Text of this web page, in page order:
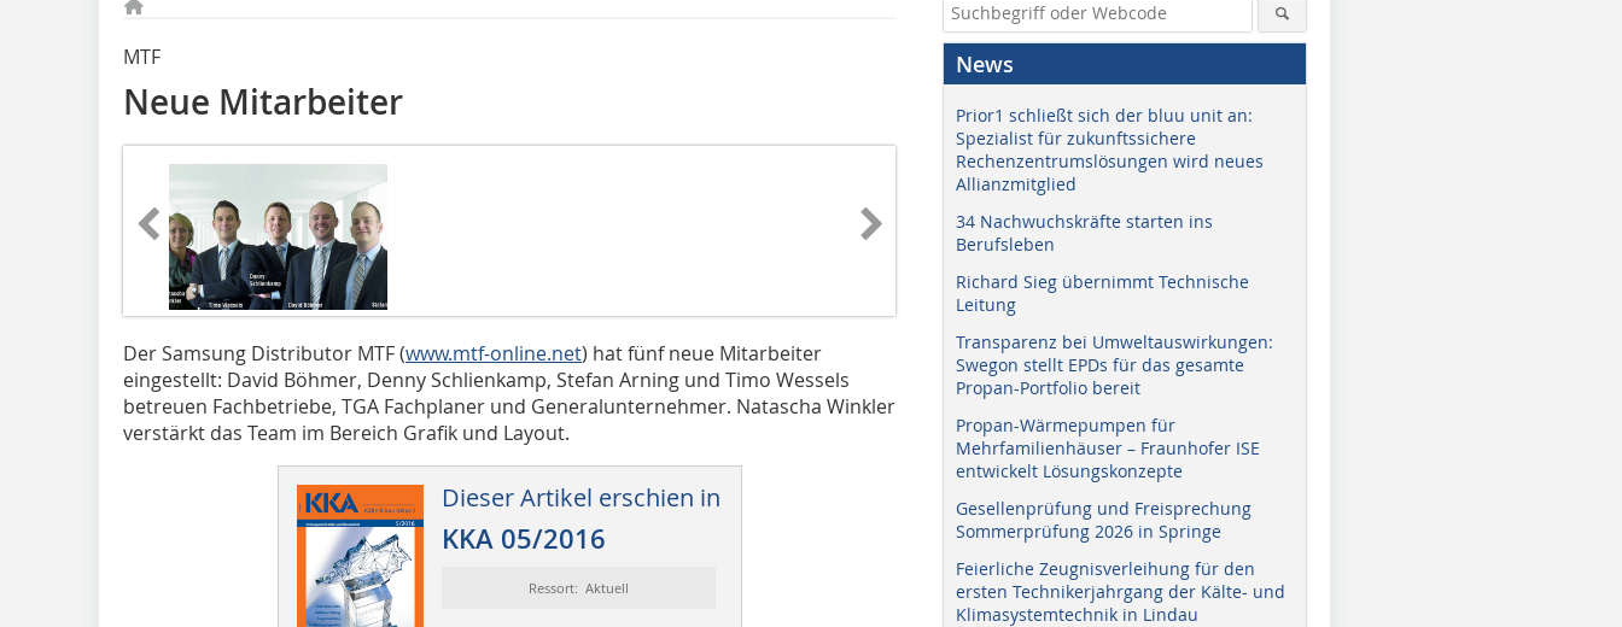
MTF
Neue Mitarbeiter
Der Samsung Distributor MTF (www.mtf-online.net) hat fünf neue Mitarbeiter
eingestellt: David Böhmer, Denny Schlienkamp, Stefan Arning und Timo Wessels
betreuen Fachbetriebe, TGA Fachplaner und Generalunternehmer. Natascha Winkler
verstärkt das Team im Bereich Grafik und Layout.
Dieser Artikel erschien in
KKA 05/2016
Ressort: Aktuell
News
Prior1 schließt sich der bluu unit an:
Spezialist für zukunftssichere
Rechenzentrumslösungen wird neues
Allianzmitglied
34 Nachwuchskräfte starten ins
Berufsleben
Richard Sieg übernimmt Technische
Leitung
Transparenz bei Umweltauswirkungen:
Swegon stellt EPDs für das gesamte
Propan-Portfolio bereit
Propan-Wärmepumpen für
Mehrfamilienhäuser – Fraunhofer ISE
entwickelt Lösungskonzepte
Gesellenprüfung und Freisprechung
Sommerprüfung 2026 in Springe
Feierliche Zeugnisverleihung für den
ersten Technikerjahrgang der Kälte- und
Klimasystemtechnik in Lindau